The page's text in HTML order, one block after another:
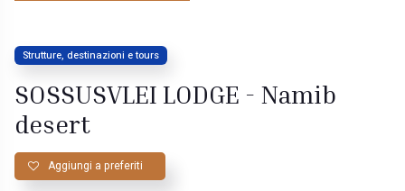
Strutture, destinazioni e tours
SOSSUSVLEI LODGE - Namib
desert
Aggiungi a preferiti